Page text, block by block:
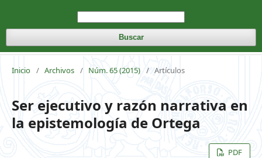
Buscar
Inicio / Archivos / Núm. 65 (2015) / Artículos
Ser ejecutivo y razón narrativa en
la epistemología de Ortega
PDF